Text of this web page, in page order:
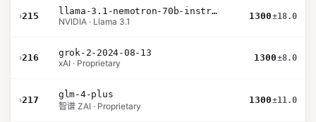
›215
llama-3.1-nemotron-70b-instruct
NVIDIA · Llama 3.1
1300±18.0
›216
grok-2-2024-08-13
xAI · Proprietary
1300±8.0
›217
glm-4-plus
智谱 ZAI · Proprietary
1300±11.0